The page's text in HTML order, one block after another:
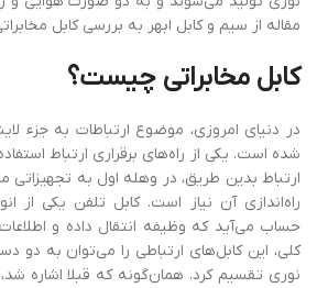
مقاله از سیم و کابل ابهر به بررسی کابل
کابل مخابراتی چیست؟
در دنیای امروزی، موضوع ارتباطات به جزء
شده است. یکی از راه‌های برقراری ارتباط
ارتباط بدین طریق، در وهله اول به تجهیزاتی
راه‌اندازی آن نیاز است. کابل تلفن یکی از
حساب می‌آید که وظیفه انتقال داده و
کلی، این کابل‌های ارتباطی را می‌توان به دو
نوری تقسیم کرد. همان‌گونه که قبلا اشاره